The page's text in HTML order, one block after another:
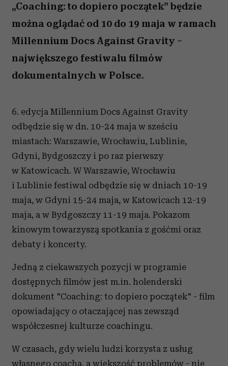
„Coaching: to dopiero początek” będzie
można oglądać od 10 do 19 maja w ramach
Millennium Docs Against Gravity –
największego festiwalu filmów
dokumentalnych w Polsce.
6. edycja Millennium Docs Against Gravity
odbędzie się w dn. 10-24 maja w sześciu
miastach: Warszawie, Wrocławiu, Lublinie,
Gdyni, Bydgoszczy i po raz pierwszy
w Katowicach. W Warszawie, Wrocławiu
i Lublinie festiwal odbędzie się w dniach 10-19
maja, w Gdyni 15-24 maja, w Katowicach 12-19
maja, a w Bydgoszczy 11-19 maja. Pokazom
kinowym towarzyszą spotkania z gośćmi oraz
debaty i koncerty.
Jedną z ciekawszych pozycji w programie
dostępnych filmów jest m.in. holenderski
dokument "Coaching: to dopiero początek" - film
opowiadający o otaczającej nas zewsząd
współczesnej kulturze coachingu.
W czasach, gdy wielu ludzi korzysta z usług
własnego coacha, a większość problemów - nie